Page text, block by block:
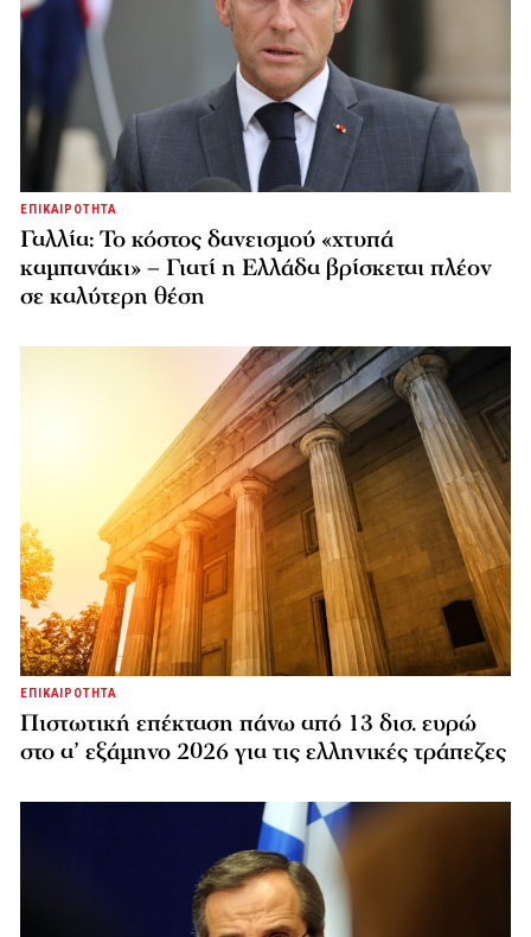
ΕΠΙΚΑΙΡΟΤΗΤΑ
Γαλλία: Το κόστος δανεισμού «χτυπά
καμπανάκι» – Γιατί η Ελλάδα βρίσκεται πλέον
σε καλύτερη θέση
ΕΠΙΚΑΙΡΟΤΗΤΑ
Πιστωτική επέκταση πάνω από 13 δισ. ευρώ
στο α’ εξάμηνο 2026 για τις ελληνικές τράπεζες